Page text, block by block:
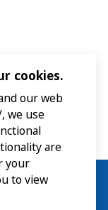
cookies.
our web
we use
are
your
to view